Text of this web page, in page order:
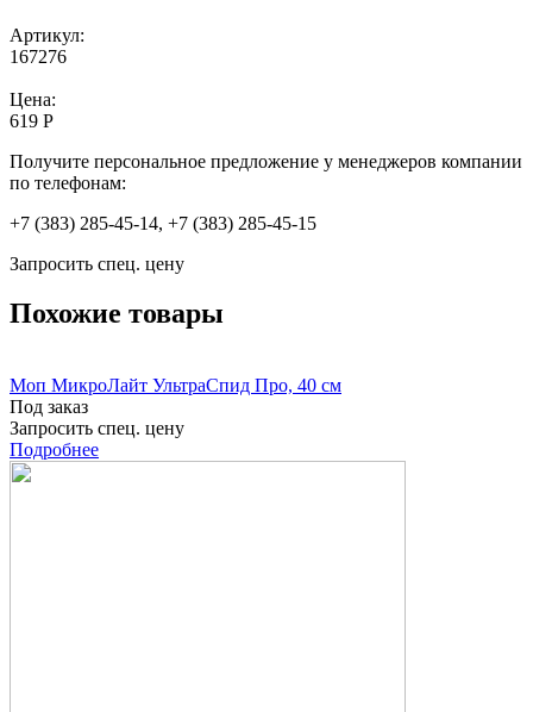
Артикул:
167276
Цена:
619 Р
Получите персональное предложение у менеджеров компании
по телефонам:
+7 (383) 285-45-14, +7 (383) 285-45-15
Запросить спец. цену
Похожие товары
Моп МикроЛайт УльтраСпид Про, 40 см
Под заказ
Запросить спец. цену
Подробнее